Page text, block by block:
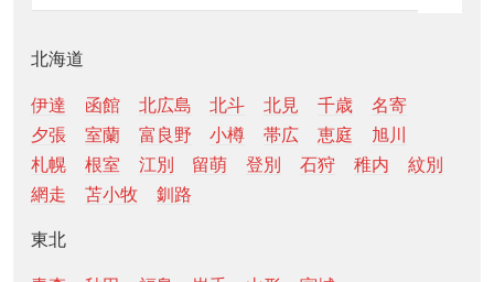
北海道
伊達 函館 北広島 北斗 北見 千歳
名寄
夕張
室蘭 富良野 小樽 帯広 恵庭
旭川
札幌
根室 江別 留萌 登別 石狩 稚内
紋別
網走
苫小牧 釧路
東北